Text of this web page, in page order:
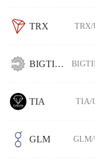
TRX TRX/
BIGTIME
TIA TIA/
GLM